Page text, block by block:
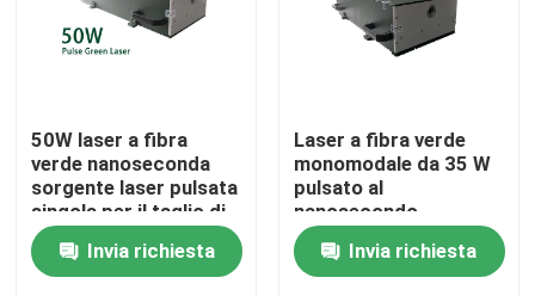
Spettacolo VR
Chi siamo
Giro della fabbrica
Controllo di qualità
50W laser a fibra
verde nanoseconda
sorgente laser pulsata
singola per il taglio di
marcatura di
micromaccinazione
Invia richiesta
Laser a fibra verde
monomodale da 35 W
pulsato al
nanosecondo
Invia richiesta